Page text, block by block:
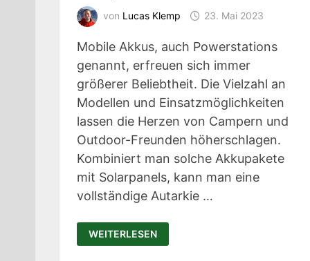
von Lucas Klemp 23. Mai 2023
Mobile Akkus, auch Powerstations
genannt, erfreuen sich immer
größerer Beliebtheit. Die Vielzahl an
Modellen und Einsatzmöglichkeiten
lassen die Herzen von Campern und
Outdoor-Freunden höherschlagen.
Kombiniert man solche Akkupakete
mit Solarpanels, kann man eine
vollständige Autarkie …
EBL
SOLARGENERATOR
TEST:
WEITERLESEN